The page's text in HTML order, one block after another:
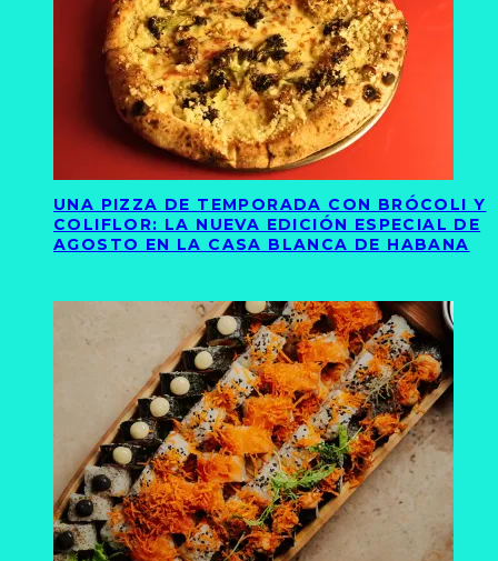
UNA PIZZA DE TEMPORADA CON BRÓCOLI Y
COLIFLOR: LA NUEVA EDICIÓN ESPECIAL DE
AGOSTO EN LA CASA BLANCA DE HABANA